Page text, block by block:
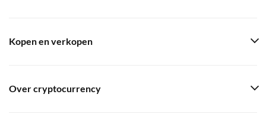
Kopen en verkopen
Over cryptocurrency